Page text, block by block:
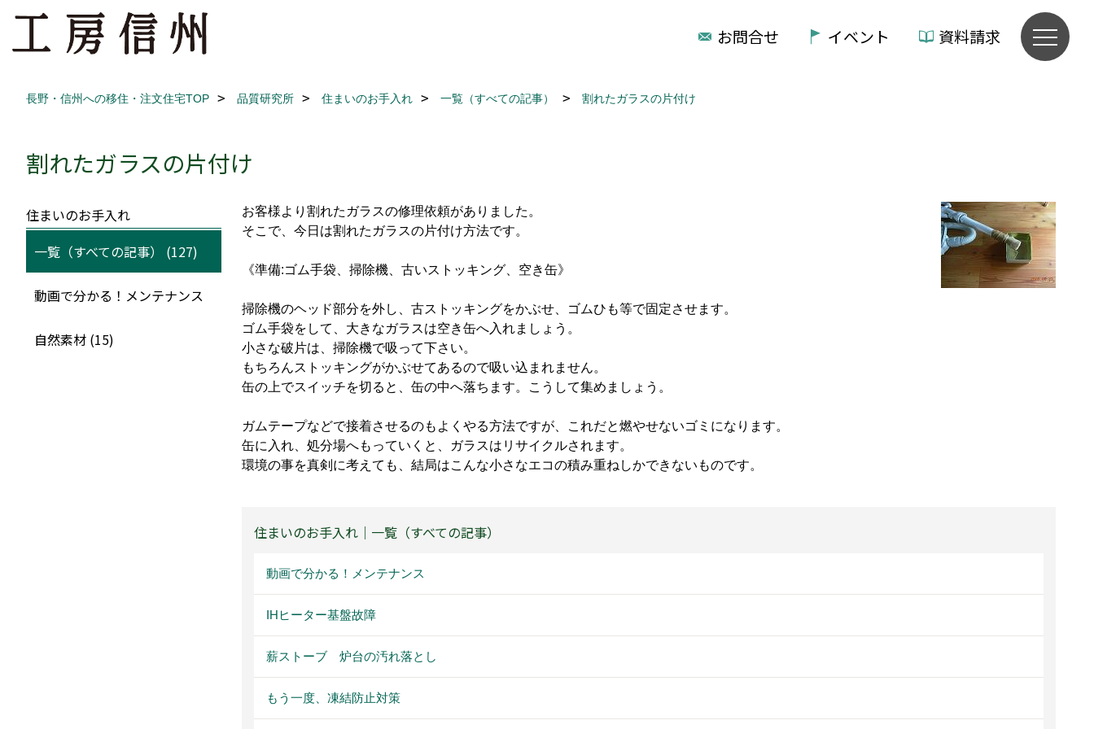
お問合せ イベント 資料請求
長野・信州への移住・注文住宅TOP 品質研究所 住まいのお手入れ 一覧（すべての記事） 割れたガラスの片付け
割れたガラスの片付け
お客様より割れたガラスの修理依頼がありました。
そこで、今日は割れたガラスの片付け方法です。
《準備:ゴム手袋、掃除機、古いストッキング、空き缶》
掃除機のヘッド部分を外し、古ストッキングをかぶせ、ゴムひも等で固定させます。
ゴム手袋をして、大きなガラスは空き缶へ入れましょう。
小さな破片は、掃除機で吸って下さい。
もちろんストッキングがかぶせてあるので吸い込まれません。
缶の上でスイッチを切ると、缶の中へ落ちます。こうして集めましょう。
ガムテープなどで接着させるのもよくやる方法ですが、これだと燃やせないゴミになります。
缶に入れ、処分場へもっていくと、ガラスはリサイクルされます。
環境の事を真剣に考えても、結局はこんな小さなエコの積み重ねしかできないものです。
住まいのお手入れ｜一覧（すべての記事）
動画で分かる！メンテナンス
IHヒーター基盤故障
薪ストーブ 炉台の汚れ落とし
もう一度、凍結防止対策
住まいのお手入れ
一覧（すべての記事） (127)
動画で分かる！メンテナンス
自然素材 (15)